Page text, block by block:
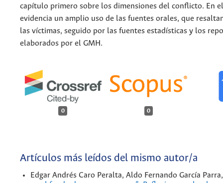
capítulo primero sobre los dimensiones del conflicto. En
evidencia un amplio uso de las fuentes orales, que
las víctimas, seguido por las fuentes estadísticas y los
elaborados por el GMH.
0 0
Artículos más leídos del mismo autor/a
Edgar Andrés Caro Peralta, Aldo Fernando García